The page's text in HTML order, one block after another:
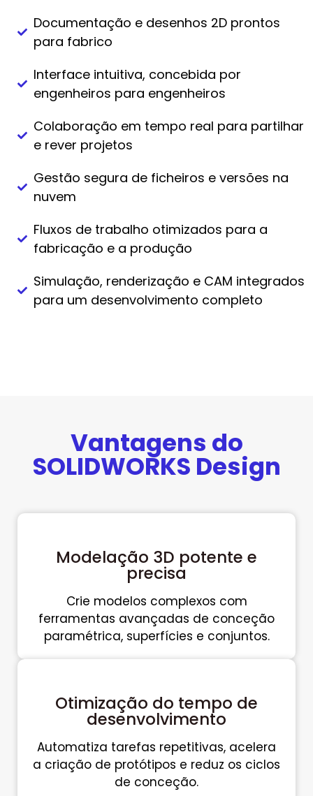
Documentação e desenhos 2D prontos
para fabrico
Interface intuitiva, concebida por
engenheiros para engenheiros
Colaboração em tempo real para partilhar
e rever projetos
Gestão segura de ficheiros e versões na
nuvem
Fluxos de trabalho otimizados para a
fabricação e a produção
Simulação, renderização e CAM integrados
para um desenvolvimento completo
Vantagens do
SOLIDWORKS Design
Modelação 3D potente e
precisa
Crie modelos complexos com
ferramentas avançadas de conceção
paramétrica, superfícies e conjuntos.
Otimização do tempo de
desenvolvimento
Automatiza tarefas repetitivas, acelera
a criação de protótipos e reduz os ciclos
de conceção.